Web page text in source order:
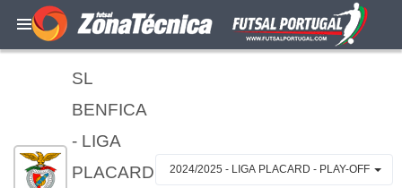
SL
BENFICA
- LIGA
PLACARD
2024/2025 - LIGA PLACARD - PLAY-OFF